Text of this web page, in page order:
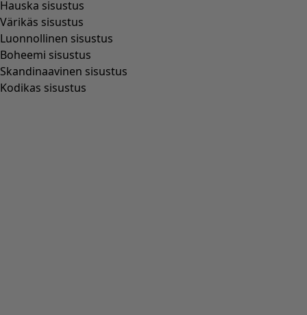
Hauska sisustus
Värikäs sisustus
Luonnollinen sisustus
Boheemi sisustus
Skandinaavinen sisustus
Kodikas sisustus